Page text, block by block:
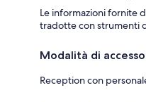
Le informazioni fornite
tradotte con strumenti
Modalità di accesso
Reception con